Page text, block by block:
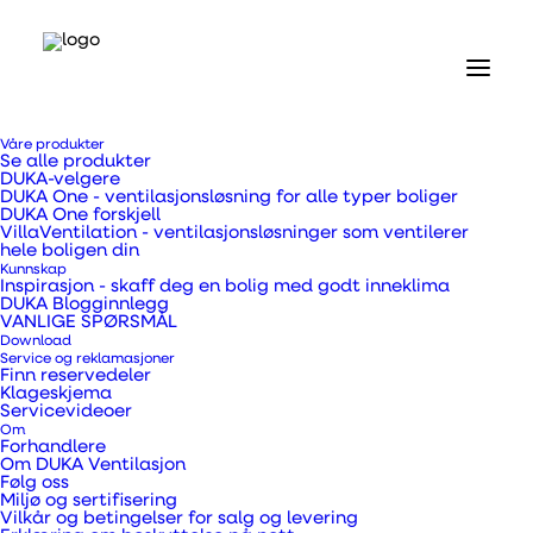
Våre produkter
Se alle produkter
DUKA-velgere
DUKA One - ventilasjonsløsning for alle typer boliger
DUKA One forskjell
VillaVentilation - ventilasjonsløsninger som ventilerer
hele boligen din
Kunnskap
Inspirasjon - skaff deg en bolig med godt inneklima
DUKA Blogginnlegg
VANLIGE SPØRSMÅL
Download
Service og reklamasjoner
Finn reservedeler
Klageskjema
Servicevideoer
Om
Forhandlere
Om DUKA Ventilasjon
Følg oss
Miljø og sertifisering
Vilkår og betingelser for salg og levering
Våre produkter
Ventilasjonskanaler, overgangsstykker og rør
Nylonklemme Ø10 - Ø140 mm
Nylonklemme Ø10 -
Ø140 mm
Produktnummer
800563